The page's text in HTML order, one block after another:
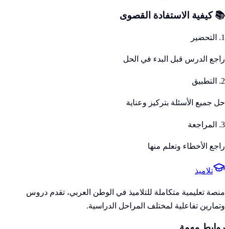
📚 كيفية الاستفادة القصوى
1. التحضير
راجع الدرس قبل البدء في الحل
2. التطبيق
حل جميع الأسئلة بتركيز وعناية
3. المراجعة
راجع الأخطاء وتعلم منها
تلاميذ
منصة تعليمية متكاملة للتلاميذ في الوطن العربي، تقدم دروس
وتمارين تفاعلية لمختلف المراحل الدراسية.